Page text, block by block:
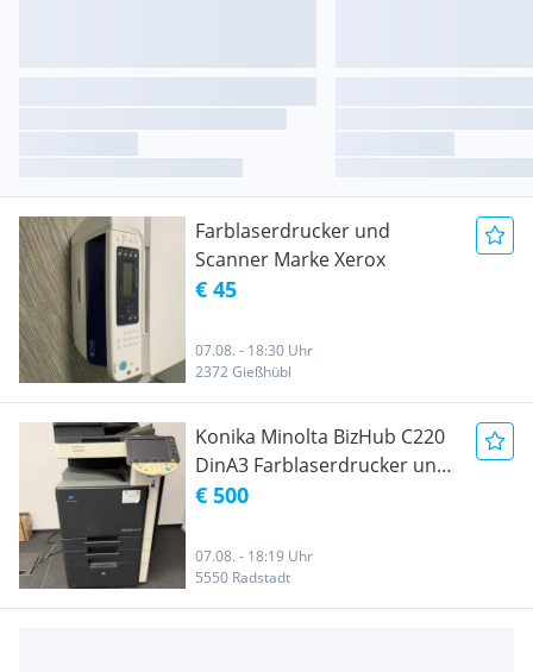
Farblaserdrucker und
Scanner Marke Xerox
€ 45
07.08. - 18:30 Uhr
2372 Gießhübl
Konika Minolta BizHub C220
DinA3 Farblaserdrucker und
Scanner
€ 500
07.08. - 18:19 Uhr
5550 Radstadt